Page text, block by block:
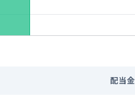
配当金